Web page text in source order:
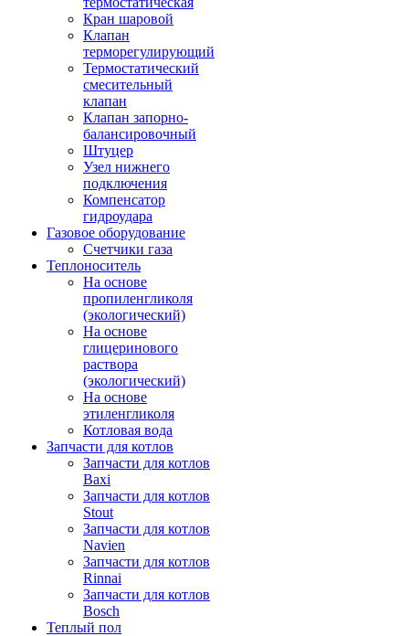
Кран шаровой
Клапан
терморегулирующий
Термостатический
смесительный
клапан
Клапан запорно-
балансировочный
Штуцер
Узел нижнего
подключения
Компенсатор
гидроудара
Газовое оборудование
Счетчики газа
Теплоноситель
На основе
пропиленгликоля
(экологический)
На основе
глицеринового
раствора
(экологический)
На основе
этиленгликоля
Котловая вода
Запчасти для котлов
Запчасти для котлов
Baxi
Запчасти для котлов
Stout
Запчасти для котлов
Navien
Запчасти для котлов
Rinnai
Запчасти для котлов
Bosch
Теплый пол